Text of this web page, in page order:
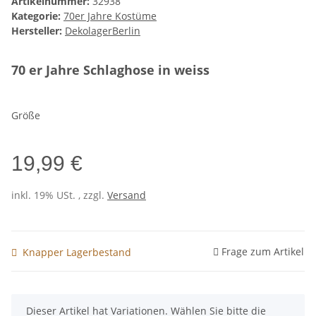
Kategorie: 70er Jahre Kostüme
Hersteller: DekolagerBerlin
70 er Jahre Schlaghose in weiss
Größe
19,99 €
inkl. 19% USt. , zzgl. Versand
Knapper Lagerbestand Frage zum Artikel
x
Dieser Artikel hat Variationen. Wählen Sie bitte die